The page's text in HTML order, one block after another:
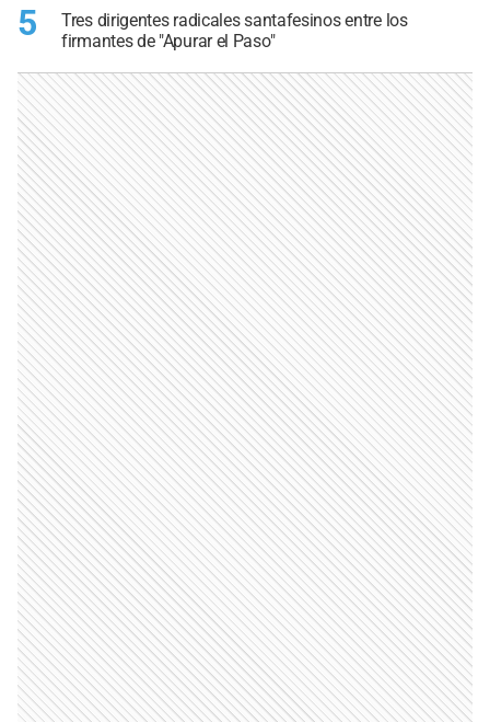
5
Tres dirigentes radicales santafesinos entre los
firmantes de "Apurar el Paso"